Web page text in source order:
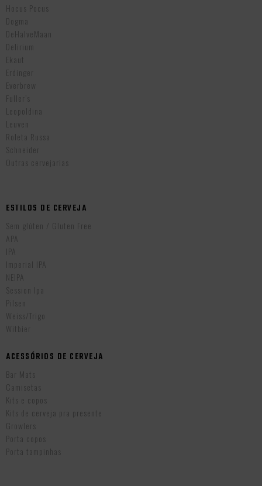
Hocus Pocus
Dogma
DeHalveMaan
Delirium
Ekaut
Erdinger
Everbrew
Fuller’s
Leopoldina
Leuven
Roleta Russa
Schneider
Outras cervejarias
ESTILOS DE CERVEJA
Sem glúten / Gluten Free
APA
IPA
Imperial IPA
NEIPA
Session Ipa
Pilsen
Weiss/Trigo
Witbier
ACESSÓRIOS DE CERVEJA
Bar Mats
Camisetas
Kits e copos
Kits de cerveja pra presente
Growlers
Porta copos
Porta tampinhas